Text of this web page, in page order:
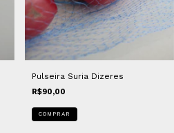
Pulseira Suria Dizeres
R$90,00
COMPRAR